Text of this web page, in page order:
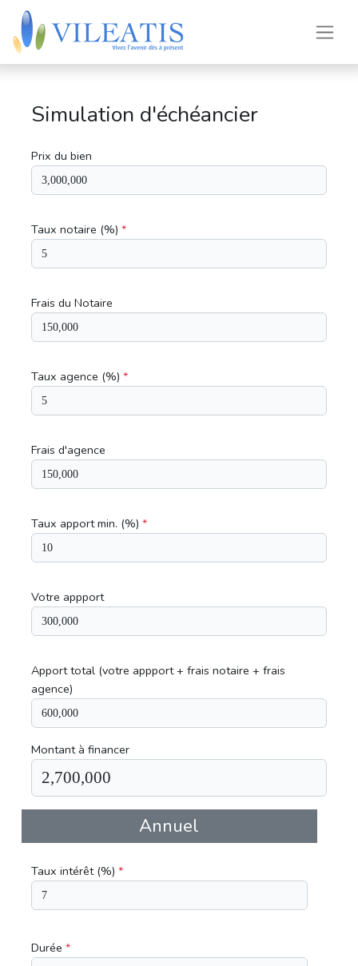
Simulation d'échéancier
Prix du bien
Taux notaire (%)*
Frais du Notaire
Taux agence (%)*
Frais d'agence
Taux apport min. (%)*
Votre appport
Apport total (votre appport + frais notaire + frais
agence)
Montant à financer
Annuel
Taux intérêt (%)*
Durée*